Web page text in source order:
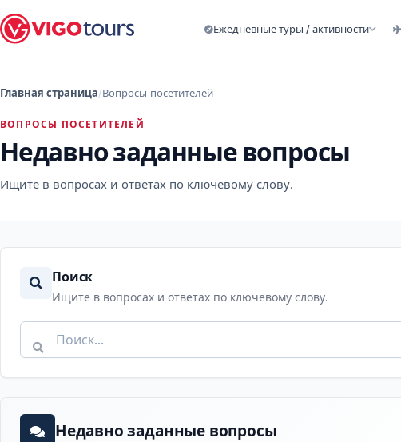
Ежедневные туры / активности
Главная страница Вопросы посетителей
ВОПРОСЫ ПОСЕТИТЕЛЕЙ
Недавно заданные вопросы
Ищите в вопросах и ответах по ключевому слову.
Поиск
Ищите в вопросах и ответах по ключевому слову.
Недавно заданные вопросы